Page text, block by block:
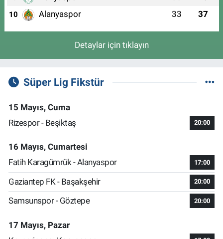
10 Alanyaspor 33 37
Detaylar için tıklayın
Süper Lig Fikstür
15 Mayıs, Cuma
Rizespor - Beşiktaş
20:00
16 Mayıs, Cumartesi
Fatih Karagümrük - Alanyaspor
17:00
Gaziantep FK - Başakşehir 20:00
Samsunspor - Göztepe 20:00
17 Mayıs, Pazar